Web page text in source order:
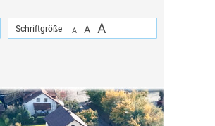
Schriftgröße A A A